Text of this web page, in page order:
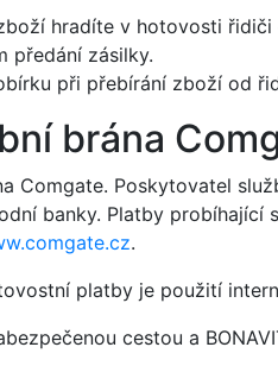
hradíte v hotovosti
předání zásilky.
při přebírání zboží od
brána
Comgate. Poskytovatel
banky. Platby
.
platby je použití
cestou a